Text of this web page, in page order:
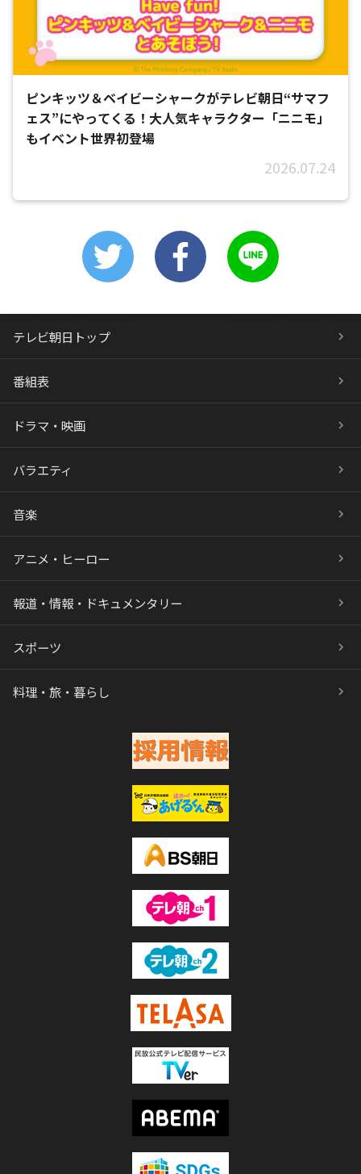
ピンキッツ＆ベイビーシャークがテレビ朝日“サマフ
ェス”にやってくる！大人気キャラクター「ニニモ」
もイベント世界初登場
2026.07.24
テレビ朝日トップ
番組表
ドラマ・映画
バラエティ
音楽
アニメ・ヒーロー
報道・情報・ドキュメンタリー
スポーツ
料理・旅・暮らし